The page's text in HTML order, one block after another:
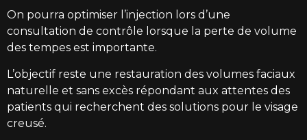
On pourra optimiser l’injection lors d’une
consultation de contrôle lorsque la perte de volume
des tempes est importante.
L’objectif reste une restauration des volumes faciaux
naturelle et sans excès répondant aux attentes des
patients qui recherchent des solutions pour le visage
creusé.